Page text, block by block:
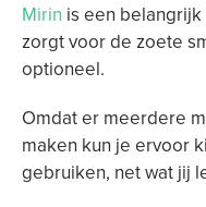
Mirin is een
zorgt voor de zoete
optioneel.
Omdat er meerdere
maken kun je ervoor
gebruiken, net wat jij